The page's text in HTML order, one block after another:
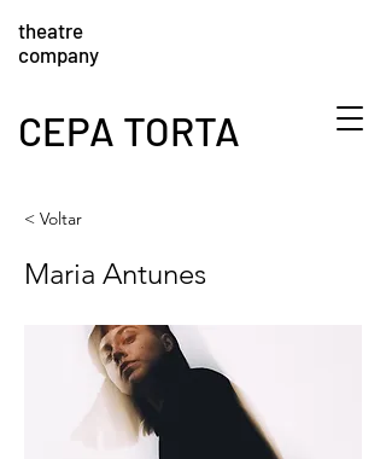
CEPA TORTA
theatre
company
< Voltar
Maria Antunes